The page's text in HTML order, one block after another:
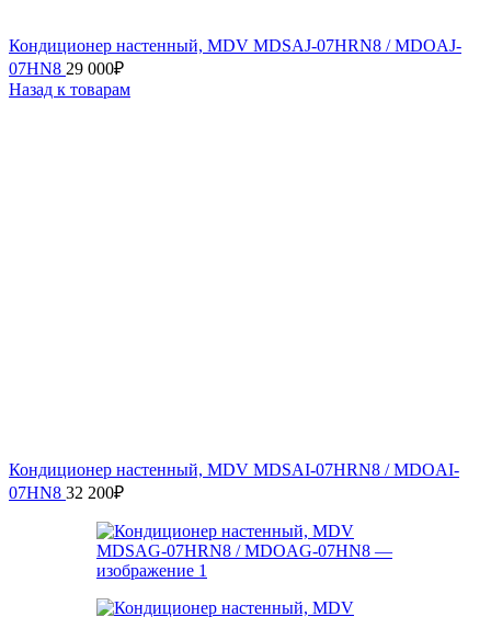
Кондиционер настенный, MDV MDSAJ-07HRN8 / MDOAJ-
07HN8 29 000₽
Назад к товарам
Кондиционер настенный, MDV MDSAI-07HRN8 / MDOAI-
07HN8 32 200₽